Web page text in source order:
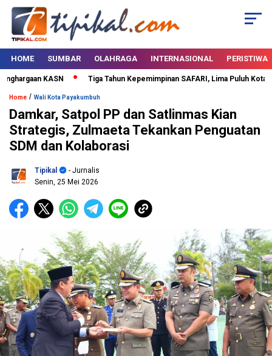
HOME SUMBAR OLAHRAGA INTERNASIONAL PERISTIWA
KASN Tiga Tahun Kepemimpinan SAFARI, Lima Puluh Kota
Home / Wali Kota Payakumbuh
Damkar, Satpol PP dan Satlinmas Kian
Strategis, Zulmaeta Tekankan Penguatan
SDM dan Kolaborasi
Tipikal
- Jurnalis
Senin, 25 Mei 2026